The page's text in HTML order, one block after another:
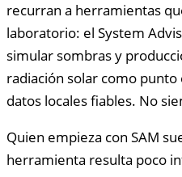
recurran a herramientas
laboratorio: el System
simular sombras y
radiación solar como
datos locales fiables. No
Quien empieza con SAM
herramienta resulta poco